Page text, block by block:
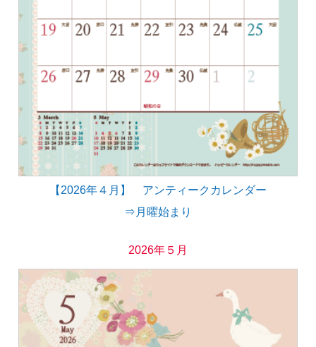
【2026年４月】 アンティークカレンダー
⇒月曜始まり
2026年５月